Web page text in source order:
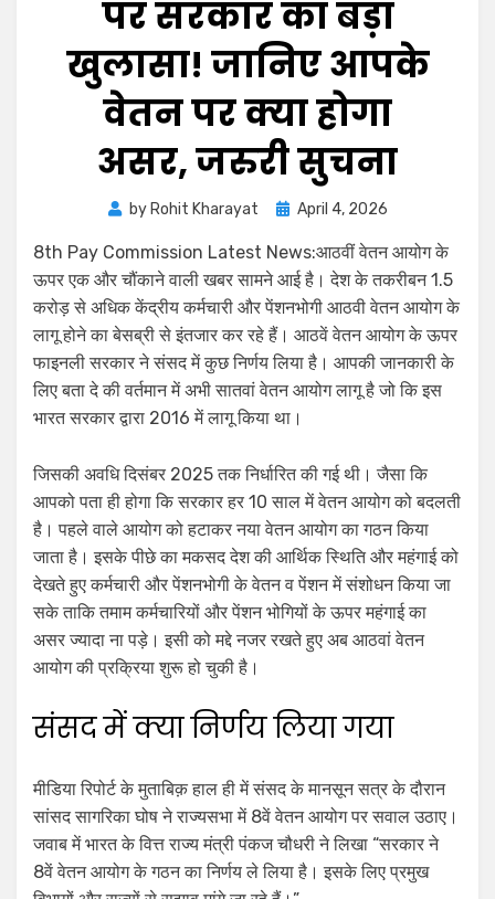
पर सरकार का बड़ा
खुलासा! जानिए आपके
वेतन पर क्या होगा
असर, जरुरी सुचना
by Rohit Kharayat April 4, 2026
8th Pay Commission Latest News:आठवीं वेतन आयोग के
ऊपर एक और चौंकाने वाली खबर सामने आई है। देश के तकरीबन 1.5
करोड़ से अधिक केंद्रीय कर्मचारी और पेंशनभोगी आठवी वेतन आयोग के
लागू होने का बेसब्री से इंतजार कर रहे हैं। आठवें वेतन आयोग के ऊपर
फाइनली सरकार ने संसद में कुछ निर्णय लिया है। आपकी जानकारी के
लिए बता दे की वर्तमान में अभी सातवां वेतन आयोग लागू है जो कि इस
भारत सरकार द्वारा 2016 में लागू किया था।
जिसकी अवधि दिसंबर 2025 तक निर्धारित की गई थी। जैसा कि
आपको पता ही होगा कि सरकार हर 10 साल में वेतन आयोग को बदलती
है। पहले वाले आयोग को हटाकर नया वेतन आयोग का गठन किया
जाता है। इसके पीछे का मकसद देश की आर्थिक स्थिति और महंगाई को
देखते हुए कर्मचारी और पेंशनभोगी के वेतन व पेंशन में संशोधन किया जा
सके ताकि तमाम कर्मचारियों और पेंशन भोगियों के ऊपर महंगाई का
असर ज्यादा ना पड़े। इसी को मद्दे नजर रखते हुए अब आठवां वेतन
आयोग की प्रक्रिया शुरू हो चुकी है।
संसद में क्या निर्णय लिया गया
मीडिया रिपोर्ट के मुताबिक़ हाल ही में संसद के मानसून सत्र के दौरान
सांसद सागरिका घोष ने राज्यसभा में 8वें वेतन आयोग पर सवाल उठाए।
जवाब में भारत के वित्त राज्य मंत्री पंकज चौधरी ने लिखा “सरकार ने
8वें वेतन आयोग के गठन का निर्णय ले लिया है। इसके लिए प्रमुख